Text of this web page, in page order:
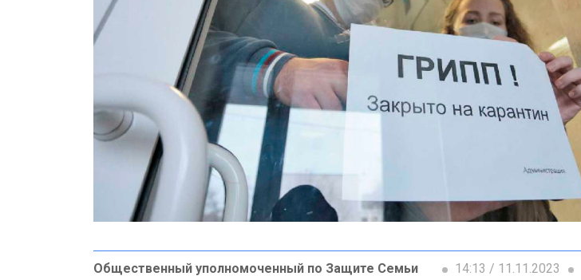
Общественный уполномоченный по Защите Семьи 14:13 / 11.11.2023